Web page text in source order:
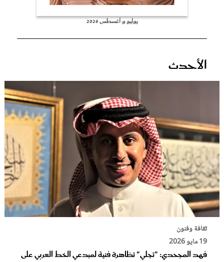
يوليو و أغسطس 2026
الأحدث
ثقافة وفنون
19 مايو 2026
فهد المجحدي: "تجلي" تظاهرة فنية لمبدعي الخط العربي على
غلاف رفمي